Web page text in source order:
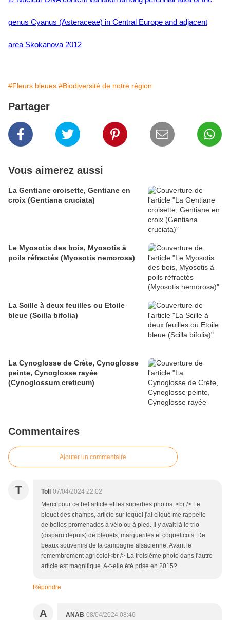
genus Cyanus (Asteraceae) in Central Europe and adjacent
areaSkokanova 2012
#Fleurs bleues #Biodiversité de notre région
Partager
Vous aimerez aussi
La Gentiane croisette, Gentiane en
croix (Gentiana cruciata)
Le Myosotis des bois, Myosotis à
poils réfractés (Myosotis nemorosa)
La Scille à deux feuilles ou Etoile
bleue (Scilla bifolia)
La Cynoglosse de Crète, Cynoglosse
peinte, Cynoglosse rayée
(Cynoglossum creticum)
Commentaires
Ajouter un commentaire
T Toll
07/04/2024 22:02
Merci pour ce bel article et les superbes photos. <br /> Le
bleuet des champs, article sur lequel j'ai cliqué me rappelle
de belles promenades à vélo ou à pied. Il y avait là le trio
(disparu depuis) de bleuets, marguerites et coquelicots. De
beaux souvenirs de la campagne alsacienne. Avant le
remembrement agricole!<br /> La troisième photo dans l'autre
article est magnifique. A-t-elle été prise en 2015?
Répondre
A ANAB 08/04/2024 08:46